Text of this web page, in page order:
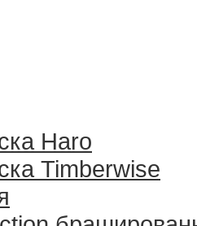
Haro
Timberwise